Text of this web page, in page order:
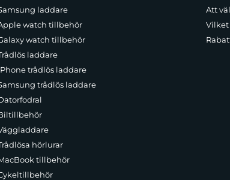
laddare
watch tillbehör
watch tillbehör
laddare
trådlös laddare
trådlös laddare
hörlurar
tillbehör
Att
Vilket